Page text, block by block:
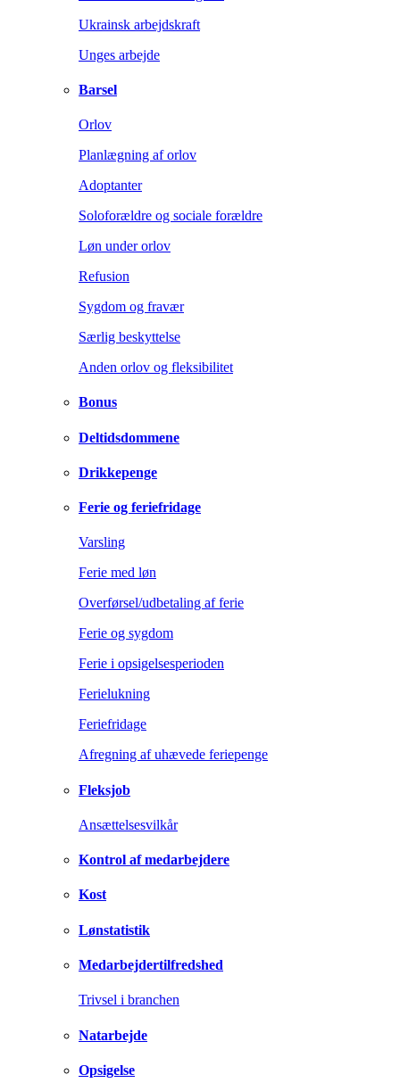
Ukrainsk arbejdskraft
Unges arbejde
Barsel
Orlov
Planlægning af orlov
Adoptanter
Soloforældre og sociale forældre
Løn under orlov
Refusion
Sygdom og fravær
Særlig beskyttelse
Anden orlov og fleksibilitet
Bonus
Deltidsdommene
Drikkepenge
Ferie og feriefridage
Varsling
Ferie med løn
Overførsel/udbetaling af ferie
Ferie og sygdom
Ferie i opsigelsesperioden
Ferielukning
Feriefridage
Afregning af uhævede feriepenge
Fleksjob
Ansættelsesvilkår
Kontrol af medarbejdere
Kost
Lønstatistik
Medarbejdertilfredshed
Trivsel i branchen
Natarbejde
Opsigelse